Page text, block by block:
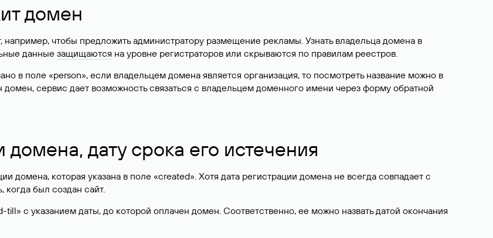
домен
например, чтобы предложить администратору размещение рекламы. Узнать владельца домена в
данные защищаются на уровне регистраторов или скрываются по правилам реестров.
в поле «person», если владельцем домена является организация, то посмотреть название можно в
домен, сервис дает возможность связаться с владельцем доменного имени через форму обратной
домена, дату срока его истечения
домена, которая указана в поле «created». Хотя дата регистрации домена не всегда совпадает с
когда был создан сайт.
с указанием даты, до которой оплачен домен. Соответственно, ее можно назвать датой окончания